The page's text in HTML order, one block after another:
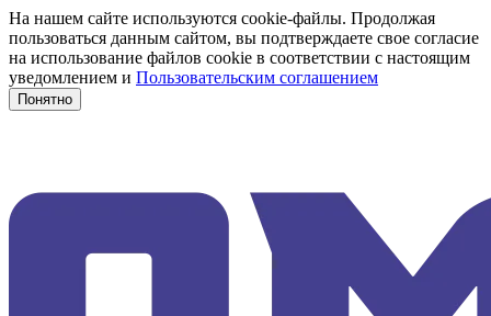
На нашем сайте используются cookie-файлы. Продолжая
пользоваться данным сайтом, вы подтверждаете свое согласие
на использование файлов cookie в соответствии с настоящим
уведомлением и Пользовательским соглашением
Понятно